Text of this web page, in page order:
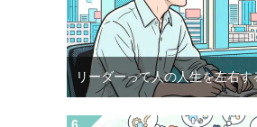
リーダーって人の人生を左右す